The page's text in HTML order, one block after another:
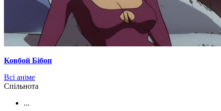
Ковбой Бібоп
Всі аніме
Cпільнота
...